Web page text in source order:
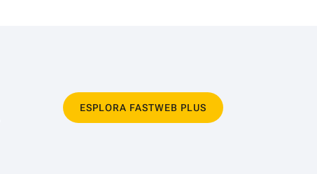
ESPLORA FASTWEB PLUS